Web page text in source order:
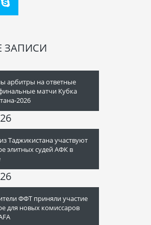
ЗАПИСИ
арбитры на ответные
матчи Кубка
2026
Таджикистана участвуют
элитных судей АФК в
ФФТ приняли участие
для новых комиссаров